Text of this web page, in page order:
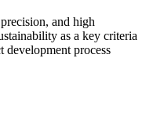
and high
as a key criteria
development process